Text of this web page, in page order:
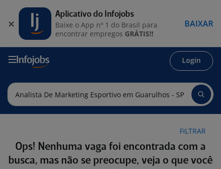
Login
FILTRAR
Ops! Nenhuma vaga foi encontrada com a
busca, mas não se preocupe, veja o que você
Aplicativo do Infojobs
Baixe o App nº 1 do Brasil para
encontrar empregos GRÁTIS!!
BAIXAR